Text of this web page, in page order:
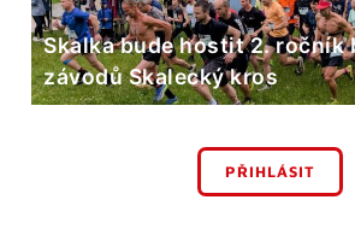
Skalka bude hostit 2. ročník
závodů Skalecký kros
PŘIHLÁSIT